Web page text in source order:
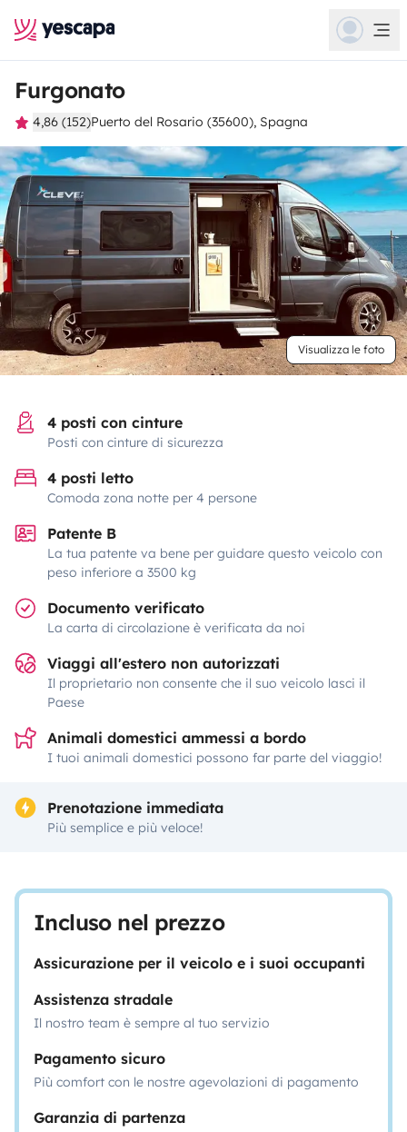
Furgonato
4,86 (152)Puerto del Rosario (35600), Spagna
Visualizza le foto
4 posti con cinture
Posti con cinture di sicurezza
4 posti letto
Comoda zona notte per 4 persone
Patente B
La tua patente va bene per guidare questo veicolo con
peso inferiore a 3500 kg
Documento verificato
La carta di circolazione è verificata da noi
Viaggi all'estero non autorizzati
Il proprietario non consente che il suo veicolo lasci il
Paese
Animali domestici ammessi a bordo
I tuoi animali domestici possono far parte del viaggio!
Prenotazione immediata
Più semplice e più veloce!
Incluso nel prezzo
Assicurazione per il veicolo e i suoi occupanti
Assistenza stradale
Il nostro team è sempre al tuo servizio
Pagamento sicuro
Più comfort con le nostre agevolazioni di pagamento
Garanzia di partenza